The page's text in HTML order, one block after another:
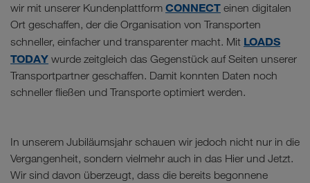
wir mit unserer Kundenplattform CONNECT einen digitalen
Ort geschaffen, der die Organisation von Transporten
schneller, einfacher und transparenter macht. Mit LOADS
TODAY wurde zeitgleich das Gegenstück auf Seiten unserer
Transportpartner geschaffen. Damit konnten Daten noch
schneller fließen und Transporte optimiert werden.
In unserem Jubiläumsjahr schauen wir jedoch nicht nur in die
Vergangenheit, sondern vielmehr auch in das Hier und Jetzt.
Wir sind davon überzeugt, dass die bereits begonnene